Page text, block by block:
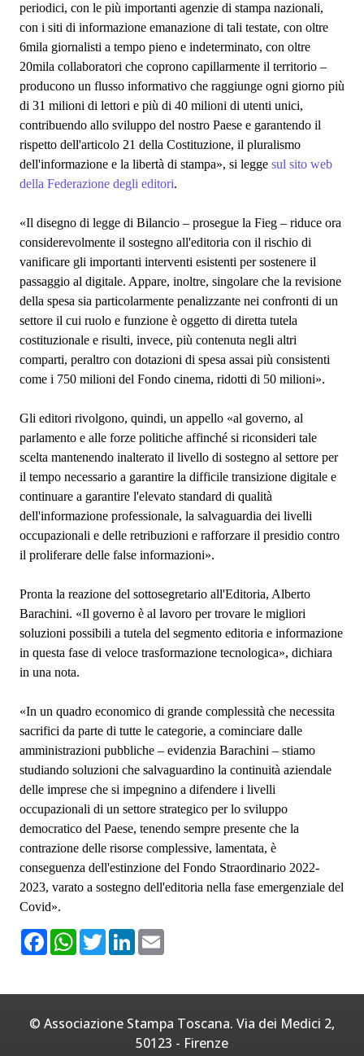
periodici, con le più importanti agenzie di stampa nazionali,
con i siti di informazione emanazione di tali testate, con oltre
6mila giornalisti a tempo pieno e indeterminato, con oltre
20mila collaboratori che coprono capillarmente il territorio –
producono un flusso informativo che raggiunge ogni giorno più
di 31 milioni di lettori e più di 40 milioni di utenti unici,
contribuendo allo sviluppo del nostro Paese e garantendo il
rispetto dell'articolo 21 della Costituzione, il pluralismo
dell'informazione e la libertà di stampa», si legge sul sito web
della Federazione degli editori.
«Il disegno di legge di Bilancio – prosegue la Fieg – riduce ora
considerevolmente il sostegno all'editoria con il rischio di
vanificare gli importanti interventi esistenti per sostenere il
passaggio al digitale. Appare, inoltre, singolare che la revisione
della spesa sia particolarmente penalizzante nei confronti di un
settore il cui ruolo e funzione è oggetto di diretta tutela
costituzionale e risulti, invece, più contenuta negli altri
comparti, peraltro con dotazioni di spesa assai più consistenti
come i 750 milioni del Fondo cinema, ridotti di 50 milioni».
Gli editori rivolgono, quindi, un appello «al governo, al
parlamento e alle forze politiche affinché si riconsideri tale
scelta mantenendo inalterato il livello di sostegno al settore per
il tempo necessario a garantire la difficile transizione digitale e
continuare a garantire l'elevato standard di qualità
dell'informazione professionale, la salvaguardia dei livelli
occupazionali e delle retribuzioni e rafforzare il presidio contro
il proliferare delle false informazioni».
Pronta la reazione del sottosegretario all'Editoria, Alberto
Barachini. «Il governo è al lavoro per trovare le migliori
soluzioni possibili a tutela del segmento editoria e informazione
in questa fase di veloce trasformazione tecnologica», dichiara
in una nota.
«In un quadro economico di grande complessità che necessita
sacrifici da parte di tutte le categorie, a cominciare dalle
amministrazioni pubbliche – evidenzia Barachini – stiamo
studiando soluzioni che salvaguardino la continuità aziendale
delle imprese che si impegnino a difendere i livelli
occupazionali di un settore strategico per lo sviluppo
democratico del Paese, tenendo sempre presente che la
contrazione delle risorse complessive, lamentata, è
conseguenza dell'estinzione del Fondo Straordinario 2022-
2023, varato a sostegno dell'editoria nella fase emergenziale del
Covid».
F
a
k
W
h
p
T
w
L
n
© Associazione Stampa Toscana. Via dei Medici 2,
50123 - Firenze